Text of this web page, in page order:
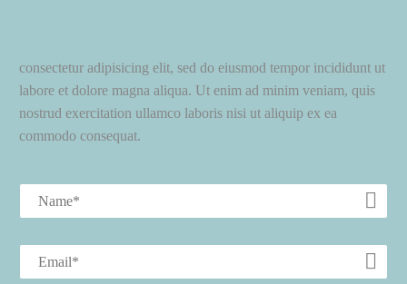
consectetur adipisicing elit, sed do eiusmod tempor incididunt ut
labore et dolore magna aliqua. Ut enim ad minim veniam, quis
nostrud exercitation ullamco laboris nisi ut aliquip ex ea
commodo consequat.